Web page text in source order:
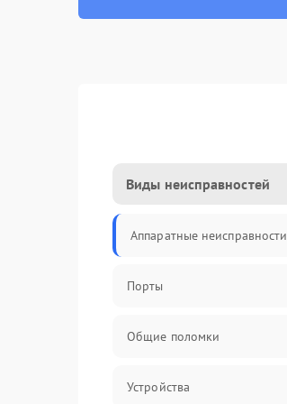
Виды неисправностей
Аппаратные неисправности
Порты
Общие поломки
Устройства